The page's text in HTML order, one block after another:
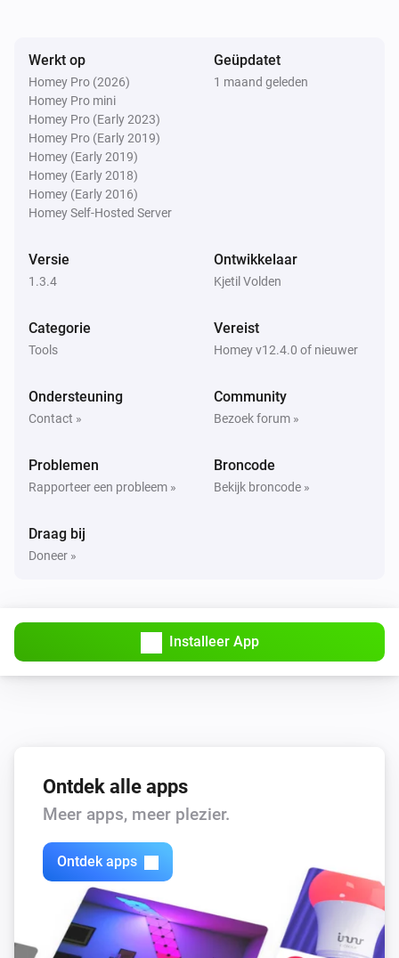
Werkt op
Homey Pro (2026)
Homey Pro mini
Homey Pro (Early 2023)
Homey Pro (Early 2019)
Homey (Early 2019)
Homey (Early 2018)
Homey (Early 2016)
Homey Self-Hosted Server
Geüpdatet
1 maand geleden
Versie
1.3.4
Ontwikkelaar
Kjetil Volden
Categorie
Tools
Vereist
Homey v12.4.0 of nieuwer
Ondersteuning
Contact »
Community
Bezoek forum »
Problemen
Rapporteer een probleem »
Broncode
Bekijk broncode »
Draag bij
Doneer »
Installeer App
Ontdek alle apps
Meer apps, meer plezier.
Ontdek apps